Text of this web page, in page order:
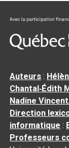
Auteurs :
Chantal‑Édith
Nadine Vincent
Direction
informatique :
Professeurs